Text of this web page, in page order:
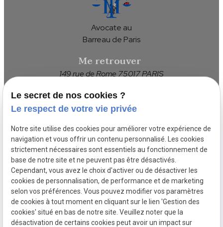
Avocate au
Barreau de Paris
Me retrouver
149 rue de Rome 75017 PARIS
Me contacter
01 84 20 18 79
Suivez-nous
Siret :
81494888100051
Liens
Mentions
Politique de
Plan du
Le secret de nos cookies ?
Le respect de votre vie privée
Notre site utilise des cookies pour améliorer votre expérience de
navigation et vous offrir un contenu personnalisé. Les cookies
strictement nécessaires sont essentiels au fonctionnement de
base de notre site et ne peuvent pas être désactivés.
Cependant, vous avez le choix d'activer ou de désactiver les
cookies de personnalisation, de performance et de marketing
selon vos préférences. Vous pouvez modifier vos paramètres
de cookies à tout moment en cliquant sur le lien 'Gestion des
cookies' situé en bas de notre site. Veuillez noter que la
désactivation de certains cookies peut avoir un impact sur